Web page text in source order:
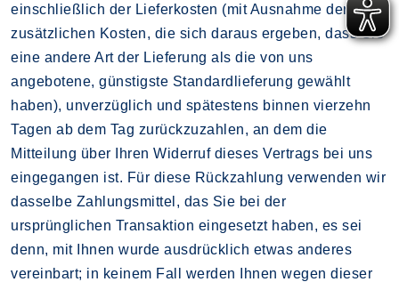
einschließlich der Lieferkosten (mit Ausnahme der
zusätzlichen Kosten, die sich daraus ergeben, dass Sie
eine andere Art der Lieferung als die von uns
angebotene, günstigste Standardlieferung gewählt
haben), unverzüglich und spätestens binnen vierzehn
Tagen ab dem Tag zurückzuzahlen, an dem die
Mitteilung über Ihren Widerruf dieses Vertrags bei uns
eingegangen ist. Für diese Rückzahlung verwenden wir
dasselbe Zahlungsmittel, das Sie bei der
ursprünglichen Transaktion eingesetzt haben, es sei
denn, mit Ihnen wurde ausdrücklich etwas anderes
vereinbart; in keinem Fall werden Ihnen wegen dieser